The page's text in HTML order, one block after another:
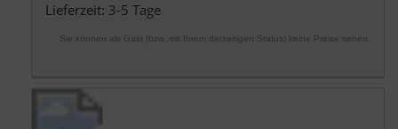
Lieferzeit: 3-5 Tage
Sie können als Gast (bzw. mit Ihrem derzeitigen Status) keine Preise sehen.